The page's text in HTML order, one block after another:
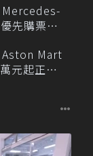
Mercedes-
先購票維
Aston Mart
元起正式